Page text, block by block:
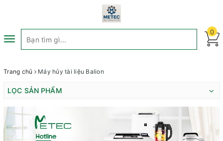
Toggle
navigation
0
Trang chủ Máy hủy tài liệu Balion
LỌC SẢN PHẨM